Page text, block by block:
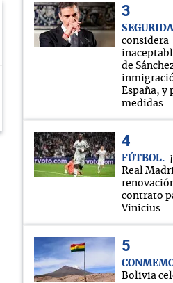
considera
de
España, y
medidas
FÚTBOL
Real
contrato
Vinicius
Bolivia